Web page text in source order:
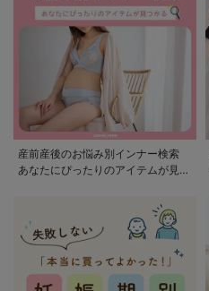
産前産後のお悩み別インナー検索
あなたにぴったりのアイテムが見つ